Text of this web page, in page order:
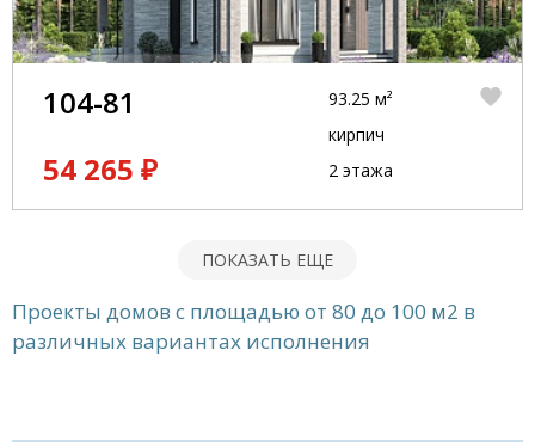
104-81
54 265 ₽
93.25 м²
кирпич
2 этажа
ПОКАЗАТЬ ЕЩЕ
Проекты домов с площадью от 80 до 100 м2 в
различных вариантах исполнения